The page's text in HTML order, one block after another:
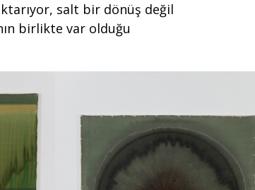
salt bir dönüş değil
birlikte var olduğu